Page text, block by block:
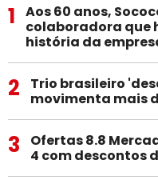
1
Aos 60 anos,
colaboradora que
história da
2
Trio brasileiro
movimenta mais
3
Ofertas 8.8
4 com descontos